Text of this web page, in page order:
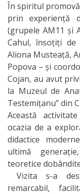
Secția
Catedre
Nr.1
Nr2
În spiritul
prin experiență
(grupele AM11 și
Cahul, însoțiți
Aliona Musteață,
Popova – și
Cojan, au avut
la Muzeul de
Testemițanu” din
Această
ocazia de a
didactice
ultimă
teoretice
Vizita s-a
remarcabil,